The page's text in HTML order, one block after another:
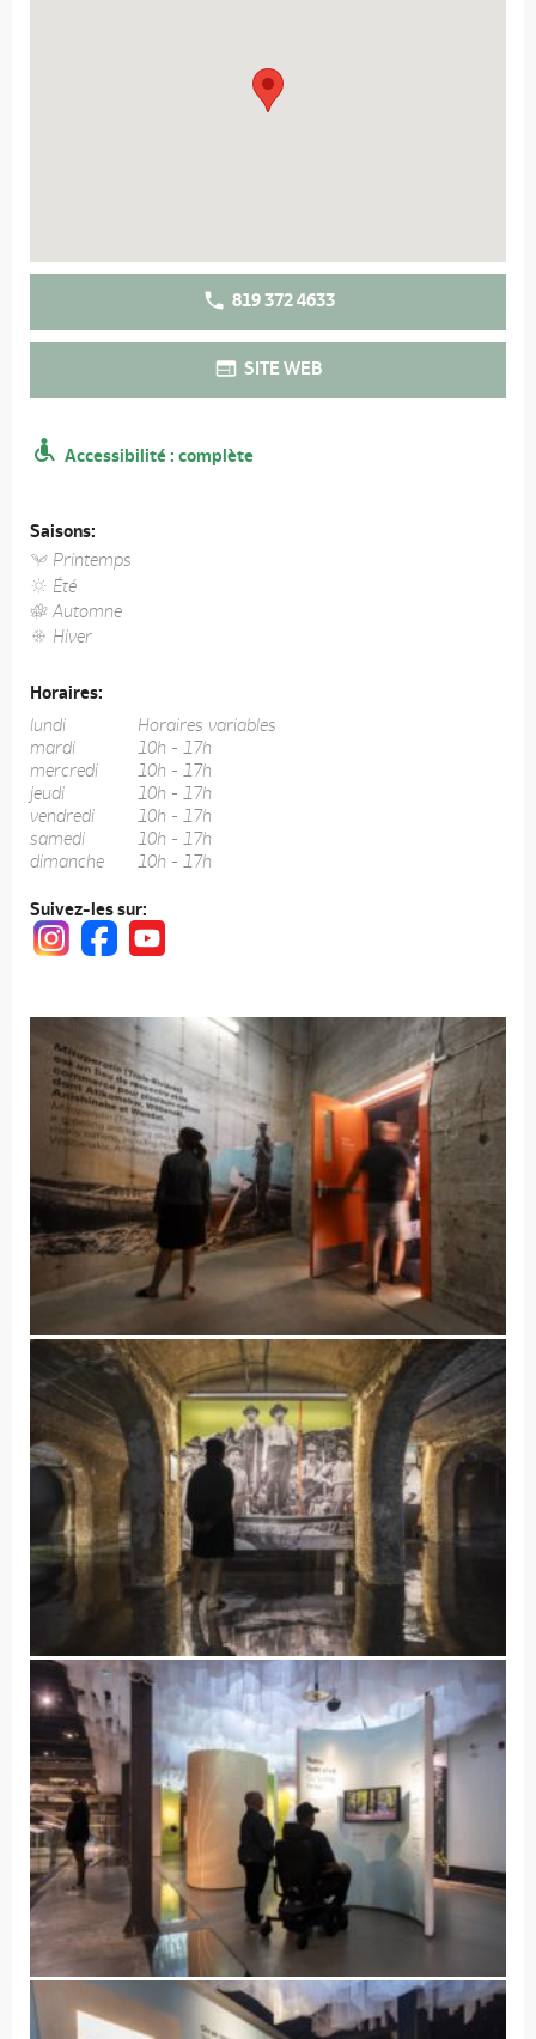
819 372 4633
SITE WEB
Accessibilité : complète
Saisons:
Printemps
Été
Automne
Hiver
Horaires:
lundi
Horaires variables
mardi
10h - 17h
mercredi
10h - 17h
jeudi
10h - 17h
vendredi
10h - 17h
samedi
10h - 17h
dimanche
10h - 17h
Suivez-les sur: